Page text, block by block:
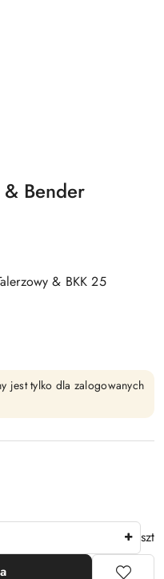
Bender
& BKK 25
jest tylko dla zalogowanych
szt